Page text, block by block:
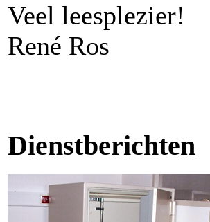
Veel leesplezier!
René Ros
Dienstberichten